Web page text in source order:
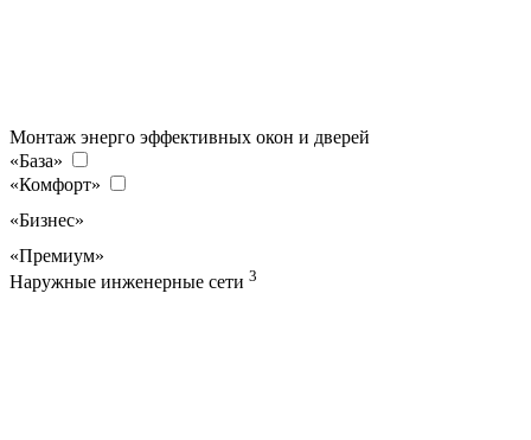
Монтаж энерго эффективных окон и дверей
«База»
«Комфорт»
«Бизнес»
«Премиум»
Наружные инженерные сети 3